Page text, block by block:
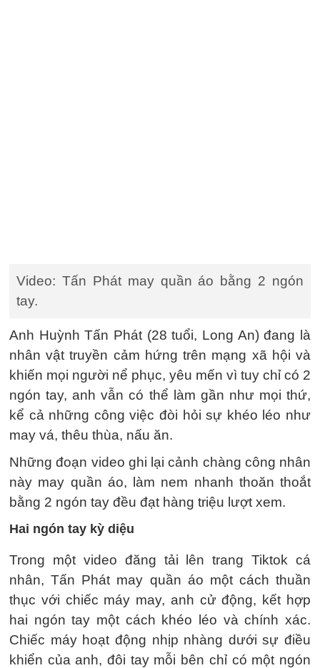
Video: Tấn Phát may quần áo bằng 2 ngón
tay.
Anh Huỳnh Tấn Phát (28 tuổi, Long An) đang là
nhân vật truyền cảm hứng trên mạng xã hội và
khiến mọi người nể phục, yêu mến vì tuy chỉ có 2
ngón tay, anh vẫn có thể làm gần như mọi thứ,
kể cả những công việc đòi hỏi sự khéo léo như
may vá, thêu thùa, nấu ăn.
Những đoạn video ghi lại cảnh chàng công nhân
này may quần áo, làm nem nhanh thoăn thoắt
bằng 2 ngón tay đều đạt hàng triệu lượt xem.
Hai ngón tay kỳ diệu
Trong một video đăng tải lên trang Tiktok cá
nhân, Tấn Phát may quần áo một cách thuần
thục với chiếc máy may, anh cử động, kết hợp
hai ngón tay một cách khéo léo và chính xác.
Chiếc máy hoạt động nhịp nhàng dưới sự điều
khiển của anh, đôi tay mỗi bên chỉ có một ngón